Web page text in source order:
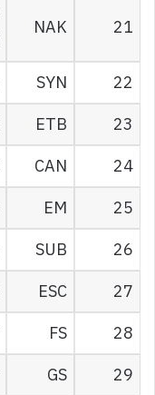
21
NAK
22
SYN
23
ETB
24
CAN
25
EM
26
SUB
27
ESC
28
FS
29
GS